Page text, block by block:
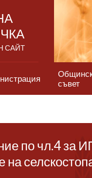
САЙТ
съвет
по чл.4 за
на